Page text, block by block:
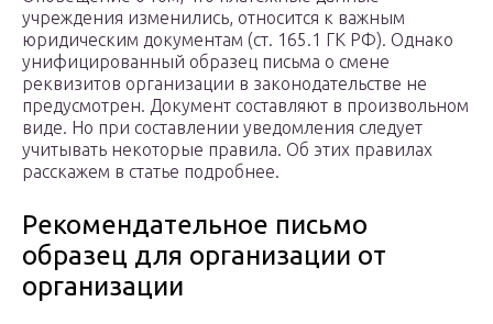
учреждения изменились, относится к важным
юридическим документам (ст. 165.1 ГК РФ). Однако
унифицированный образец письма о смене
реквизитов организации в законодательстве не
предусмотрен. Документ составляют в произвольном
виде. Но при составлении уведомления следует
учитывать некоторые правила. Об этих правилах
расскажем в статье подробнее.
Рекомендательное письмо
образец для организации от
организации